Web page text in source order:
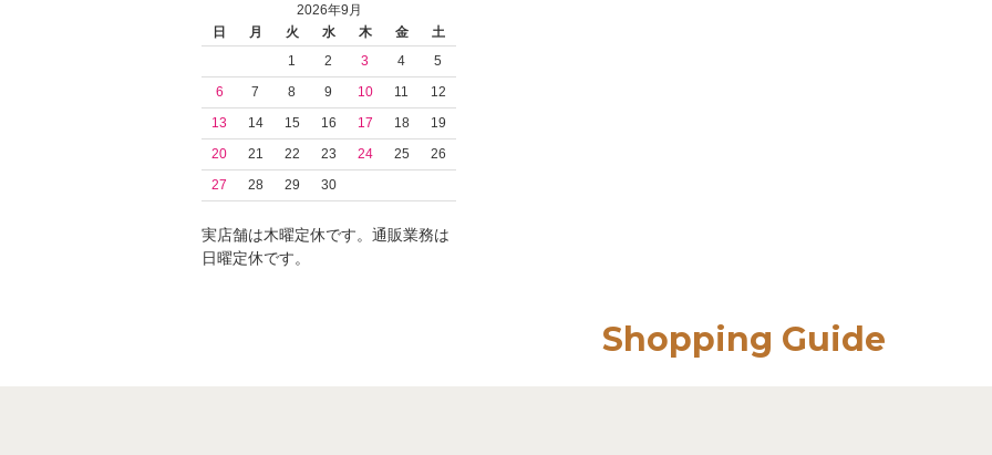
2026年9月
日
月 火 水 木 金
土
1
2 3 4
5
6
7 8 9 10 11
12
13
14 15 16 17 18
19
20
21 22 23 24 25
26
27
28 29 30
実店舗は木曜定休です。通販業務は
日曜定休です。
Shopping Guide